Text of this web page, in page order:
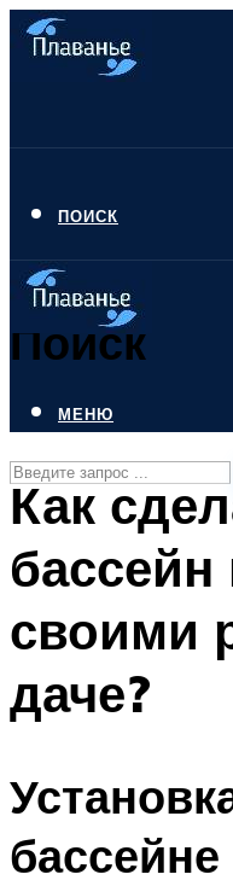
ПОИСК
Поиск
СТИЛИ ПЛАВАНЬЯ
ПЛАВАНЬЕ ДЛЯ
БАССЕЙН ДЛЯ
ОЧИСТКА
МЕНЮ
Как
бассейн
своими
даче?